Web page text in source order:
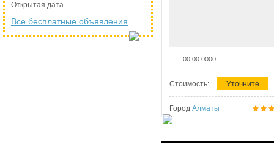
Открытая дата
Все бесплатные объявления
00.00.0000
Стоимость: Уточните
Город Алматы